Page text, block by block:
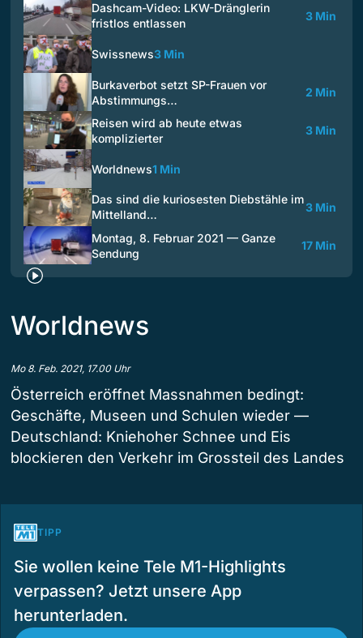
Dashcam-Video: LKW-Dränglerin
fristlos entlassen
3 Min
Swissnews3 Min
Burkaverbot setzt SP-Frauen vor
Abstimmungs…
2 Min
Reisen wird ab heute etwas
komplizierter
3 Min
Worldnews1 Min
Das sind die kuriosesten Diebstähle im
Mittelland…
3 Min
Montag, 8. Februar 2021 — Ganze
Sendung
17 Min
Worldnews
Mo 8. Feb. 2021, 17.00 Uhr
Österreich eröffnet Massnahmen bedingt:
Geschäfte, Museen und Schulen wieder —
Deutschland: Kniehoher Schnee und Eis
blockieren den Verkehr im Grossteil des Landes
TIPP
Sie wollen keine Tele M1-Highlights
verpassen? Jetzt unsere App
herunterladen.